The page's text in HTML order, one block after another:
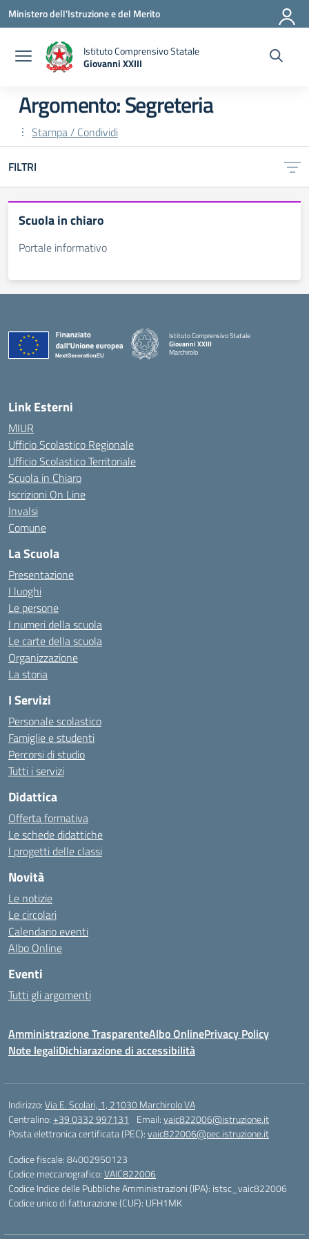
Vai ai contenuti
Vai al menu di navigazione
Vai al footer
Ministero dell'Istruzione e del Merito
Istituto Comprensivo Statale
Giovanni XXIII
Argomento: Segreteria
Stampa / Condividi
FILTRI
Scuola in chiaro
Portale informativo
Istituto Comprensivo Statale
Giovanni XXIII
Marchirolo
Link Esterni
MIUR
Ufficio Scolastico Regionale
Ufficio Scolastico Territoriale
Scuola in Chiaro
Iscrizioni On Line
Invalsi
Comune
La Scuola
Presentazione
I luoghi
Le persone
I numeri della scuola
Le carte della scuola
Organizzazione
La storia
I Servizi
Personale scolastico
Famiglie e studenti
Percorsi di studio
Tutti i servizi
Didattica
Offerta formativa
Le schede didattiche
I progetti delle classi
Novità
Le notizie
Le circolari
Calendario eventi
Albo Online
Eventi
Tutti gli argomenti
Amministrazione TrasparenteAlbo OnlinePrivacy Policy
Note legaliDichiarazione di accessibilità
Indirizzo:Via E. Scolari, 1, 21030 Marchirolo VA
Centralino:+39 0332 997131 Email:vaic822006@istruzione.it
Posta elettronica certificata (PEC):vaic822006@pec.istruzione.it
Codice fiscale: 84002950123
Codice meccanografico:VAIC822006
Codice Indice delle Pubbliche Amministrazioni (IPA): istsc_vaic822006
Codice unico di fatturazione (CUF): UFH1MK